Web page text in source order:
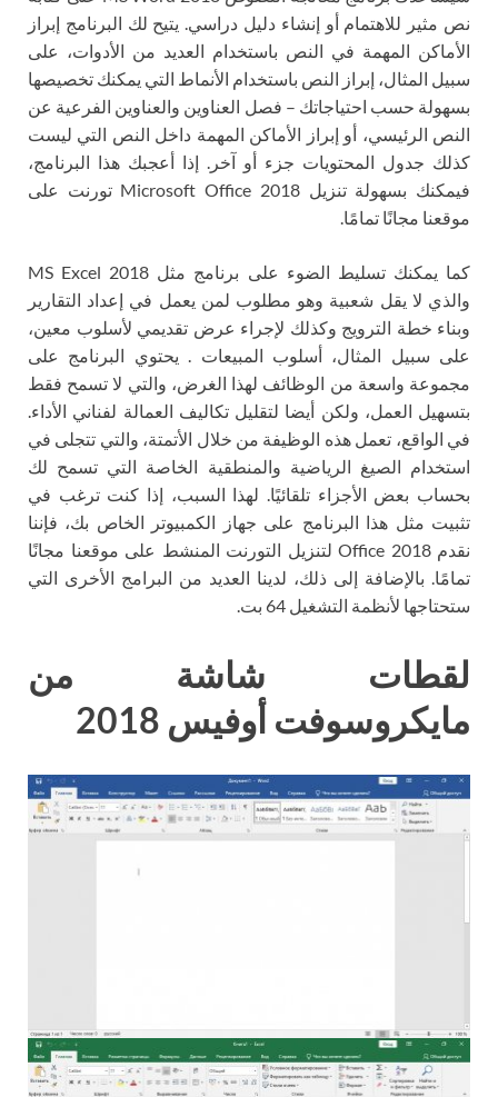
نص مثير للاهتمام أو إنشاء دليل دراسي. يتيح لك البرنامج إبراز
الأماكن المهمة في النص باستخدام العديد من الأدوات، على
سبيل المثال، إبراز النص باستخدام الأنماط التي يمكنك تخصيصها
بسهولة حسب احتياجاتك – فصل العناوين والعناوين الفرعية عن
النص الرئيسي، أو إبراز الأماكن المهمة داخل النص التي ليست
كذلك جدول المحتويات جزء أو آخر. إذا أعجبك هذا البرنامج،
فيمكنك بسهولة تنزيل Microsoft Office 2018 تورنت على
موقعنا مجانًا تمامًا.
كما يمكنك تسليط الضوء على برنامج مثل MS Excel 2018
والذي لا يقل شعبية وهو مطلوب لمن يعمل في إعداد التقارير
وبناء خطة الترويج وكذلك لإجراء عرض تقديمي لأسلوب معين،
على سبيل المثال، أسلوب المبيعات . يحتوي البرنامج على
مجموعة واسعة من الوظائف لهذا الغرض، والتي لا تسمح فقط
بتسهيل العمل، ولكن أيضا لتقليل تكاليف العمالة لفناني الأداء.
في الواقع، تعمل هذه الوظيفة من خلال الأتمتة، والتي تتجلى في
استخدام الصيغ الرياضية والمنطقية الخاصة التي تسمح لك
بحساب بعض الأجزاء تلقائيًا. لهذا السبب، إذا كنت ترغب في
تثبيت مثل هذا البرنامج على جهاز الكمبيوتر الخاص بك، فإننا
نقدم Office 2018 لتنزيل التورنت المنشط على موقعنا مجانًا
تمامًا. بالإضافة إلى ذلك، لدينا العديد من البرامج الأخرى التي
ستحتاجها لأنظمة التشغيل 64 بت.
لقطات شاشة من
مايكروسوفت أوفيس 2018